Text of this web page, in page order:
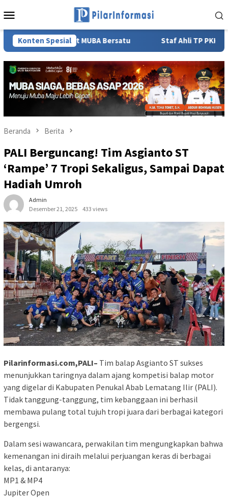
ke
Mobile
Konten Spesial
MUBA Bersatu Staf Ahli TP PKK Sumsel
Beranda Berita
PALI Berguncang! Tim Asgianto ST
‘Rampe’ 7 Tropi Sekaligus, Sampai Dapat
Hadiah Umroh
Admin
Desember 21, 2025
433 views
Pilarinformasi.com,PALI– Tim balap Asgianto ST sukses
menunjukkan taringnya dalam ajang kompetisi balap motor
yang digelar di Kabupaten Penukal Abab Lematang Ilir (PALI).
Tidak tanggung-tanggung, tim kebanggaan ini berhasil
membawa pulang total tujuh tropi juara dari berbagai kategori
bergengsi.
​Dalam sesi wawancara, perwakilan tim mengungkapkan bahwa
kemenangan ini diraih melalui perjuangan keras di berbagai
kelas, di antaranya:
​MP1 & MP4
​Jupiter Open